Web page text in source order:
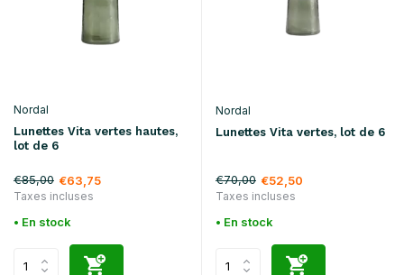
Nordal
Lunettes Vita vertes hautes,
lot de 6
€85,00 €63,75
Taxes incluses
• En stock
Nordal
Lunettes Vita vertes, lot de 6
€70,00 €52,50
Taxes incluses
• En stock